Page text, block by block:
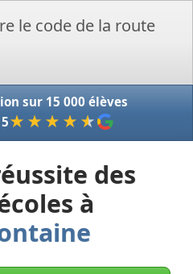
sur 15 000 élèves
★★★★ ★
des
à